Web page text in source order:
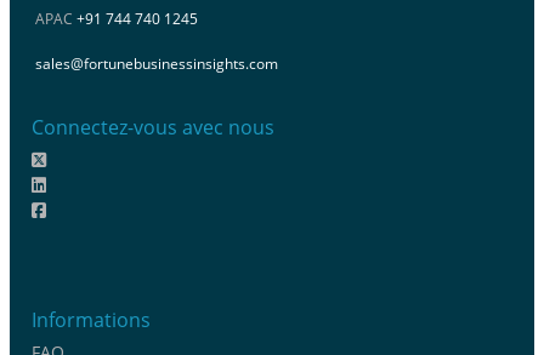
APAC +91 744 740 1245
sales@fortunebusinessinsights.com
Connectez-vous avec nous
Informations